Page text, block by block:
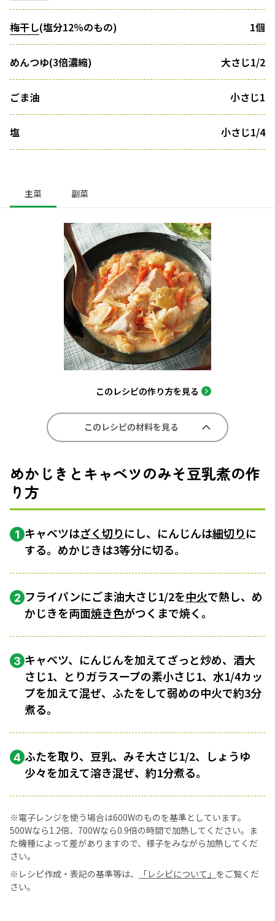
梅干し(塩分12％のもの) 1個
めんつゆ(3倍濃縮) 大さじ1/2
ごま油 小さじ1
塩 小さじ1/4
主菜 副菜
このレシピの作り方を見る
このレシピの材料を見る
めかじきとキャベツのみそ豆乳煮の作
り方
1 キャベツはざく切りにし、にんじんは細切りに
する。めかじきは3等分に切る。
2 フライパンにごま油大さじ1/2を中火で熱し、め
かじきを両面焼き色がつくまで焼く。
3 キャベツ、にんじんを加えてざっと炒め、酒大
さじ1、とりガラスープの素小さじ1、水1/4カッ
プを加えて混ぜ、ふたをして弱めの中火で約3分
煮る。
4 ふたを取り、豆乳、みそ大さじ1/2、しょうゆ
少々を加えて溶き混ぜ、約1分煮る。
※電子レンジを使う場合は600Wのものを基準としています。
500Wなら1.2倍、700Wなら0.9倍の時間で加熱してください。ま
た機種によって差がありますので、様子をみながら加熱してくだ
さい。
※レシピ作成・表記の基準等は、
「レシピについて」 をご覧くだ
さい。